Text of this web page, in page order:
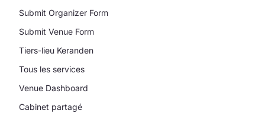
Submit Organizer Form
Submit Venue Form
Tiers-lieu Keranden
Tous les services
Venue Dashboard
Cabinet partagé